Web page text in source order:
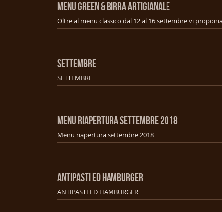
MENU GREEN & BIRRA ARTIGIANALE
SETTEMBRE
SETTEMBRE
MENU RIAPERTURA SETTEMBRE 2018
Menu riapertura settembre 2018
ANTIPASTI ED HAMBURGER
ANTIPASTI ED HAMBURGER